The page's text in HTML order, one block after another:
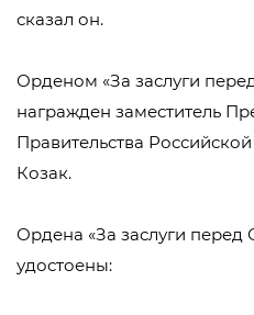
сказал он.
Орденом «За заслуги
награжден заместитель
Правительства
Козак.
Ордена «За заслуги перед
удостоены: